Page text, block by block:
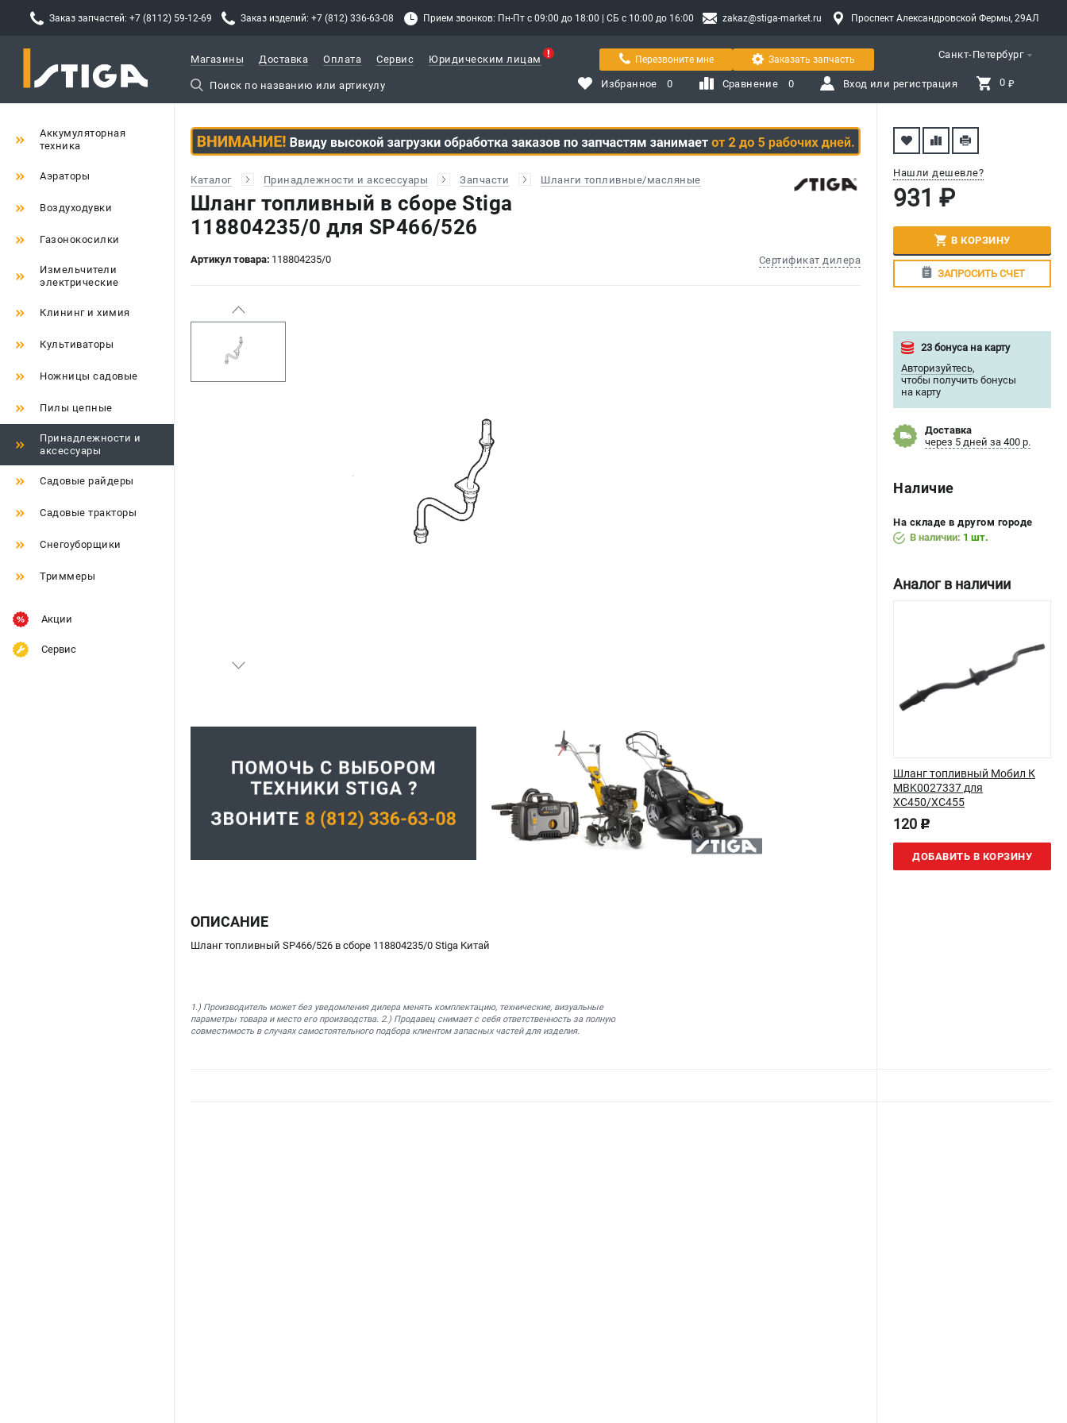
Заказ запчастей: +7 (8112) 59-12-69 Заказ изделий: +7 (812) 336-63-08 Прием звонков: Пн-Пт с 09:00 до 18:00 | СБ с 10:00 до 16:00 zakaz@stiga-market.ru Проспект Александровской Фермы, 29АЛ
Санкт-Петербург
Магазины Доставка Оплата Сервис Юридическим лицам Перезвоните мне Заказать запчасть
Избранное 0 Сравнение 0 Вход или регистрация 0 ₽
Аккумуляторная
техника
Аэраторы
Воздуходувки
Газонокосилки
Измельчители
электрические
Клининг и химия
Культиваторы
Ножницы садовые
Пилы цепные
Принадлежности и
аксессуары
Садовые райдеры
Садовые тракторы
Снегоуборщики
Триммеры
Акции
Сервис
Каталог Принадлежности и аксессуары Запчасти Шланги топливные/масляные
Шланг топливный в сборе Stiga
118804235/0 для SP466/526
Артикул товара: 118804235/0 Сертификат дилера
Нашли дешевле?
931 ₽
В КОРЗИНУ
ЗАПРОСИТЬ СЧЕТ
23 бонуса на карту
Авторизуйтесь,
чтобы получить бонусы
на карту
Доставка
через 5 дней за 400 р.
Наличие
На складе в другом городе
В наличии: 1 шт.
Аналог в наличии
Шланг топливный Мобил К
MBK0027337 для
XC450/XC455
120 p
ДОБАВИТЬ В КОРЗИНУ
ОПИСАНИЕ
Шланг топливный SP466/526 в сборе 118804235/0 Stiga Китай
1.) Производитель может без уведомления дилера менять комплектацию, технические, визуальные
параметры товара и место его производства. 2.) Продавец снимает с себя ответственность за полную
совместимость в случаях самостоятельного подбора клиентом запасных частей для изделия.